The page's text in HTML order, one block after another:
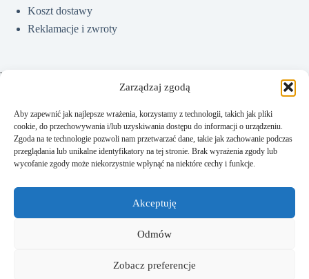
Zarządzaj zgodą
Aby zapewnić jak najlepsze wrażenia, korzystamy z technologii, takich jak pliki
cookie, do przechowywania i/lub uzyskiwania dostępu do informacji o urządzeniu.
Zgoda na te technologie pozwoli nam przetwarzać dane, takie jak zachowanie podczas
przeglądania lub unikalne identyfikatory na tej stronie. Brak wyrażenia zgody lub
wycofanie zgody może niekorzystnie wpłynąć na niektóre cechy i funkcje.
Akceptuję
Odmów
Zobacz preferencje
Koszt dostawy
Reklamacje i zwroty
Pomoc
Jak kupować?
Częste pytania
Polityka prywatności
Regulamin sklepu